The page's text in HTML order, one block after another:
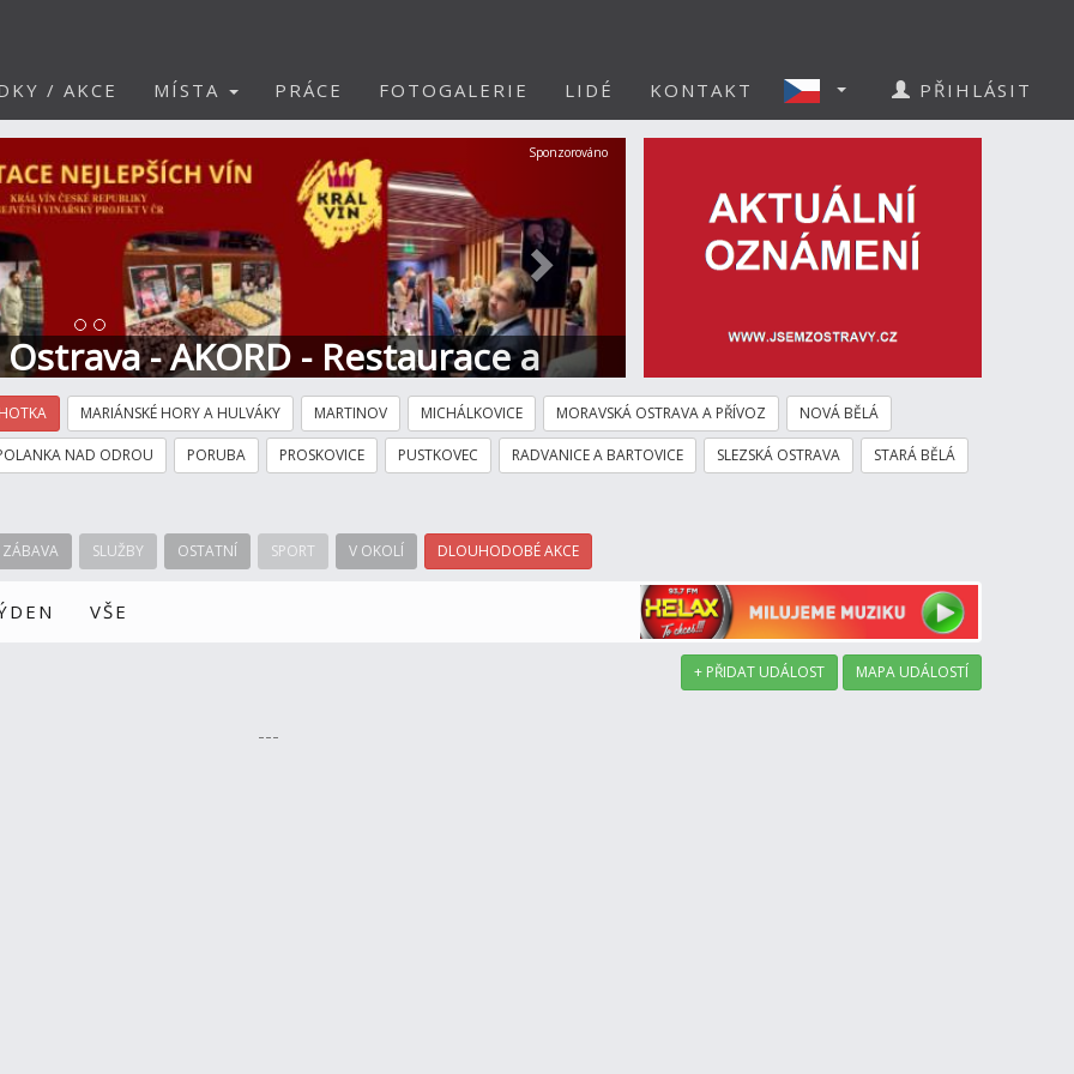
/ AKCE MÍSTA PRÁCE FOTOGALERIE LIDÉ KONTAKT PŘIHLÁSIT
- AKORD - Restaurace a
Další
Sponzorováno
MARIÁNSKÉ HORY A HULVÁKY MARTINOV MICHÁLKOVICE MORAVSKÁ OSTRAVA A PŘÍVOZ NOVÁ BĚLÁ
NAD ODROU PORUBA PROSKOVICE PUSTKOVEC RADVANICE A BARTOVICE SLEZSKÁ OSTRAVA STARÁ BĚLÁ
ZÁBAVA SLUŽBY OSTATNÍ SPORT V OKOLÍ DLOUHODOBÉ AKCE
VŠE
+ PŘIDAT UDÁLOST MAPA UDÁLOSTÍ
---